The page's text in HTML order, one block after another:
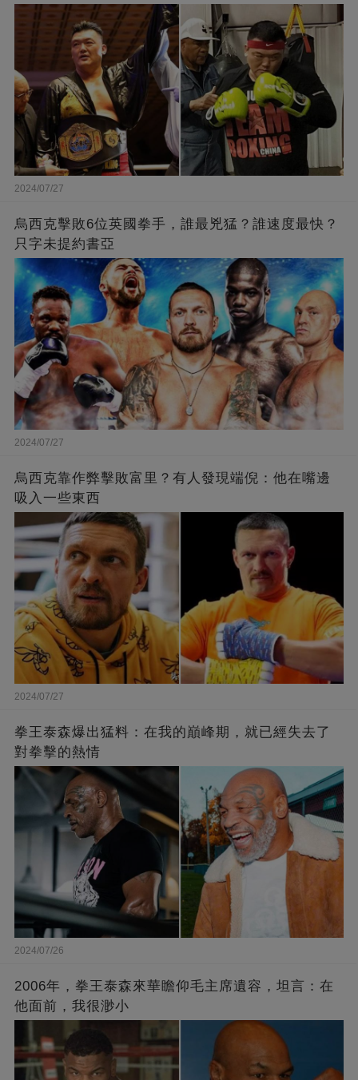
2024/07/27
烏西克擊敗6位英國拳手，誰最兇猛？誰速度最快？
只字未提約書亞
2024/07/27
烏西克靠作弊擊敗富里？有人發現端倪：他在嘴邊
吸入一些東西
2024/07/27
拳王泰森爆出猛料：在我的巔峰期，就已經失去了
對拳擊的熱情
2024/07/26
2006年，拳王泰森來華瞻仰毛主席遺容，坦言：在
他面前，我很渺小